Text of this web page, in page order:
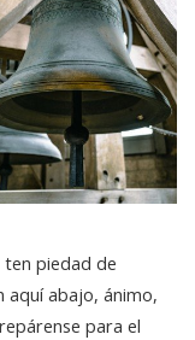
ten piedad de
aquí abajo, ánimo,
para el